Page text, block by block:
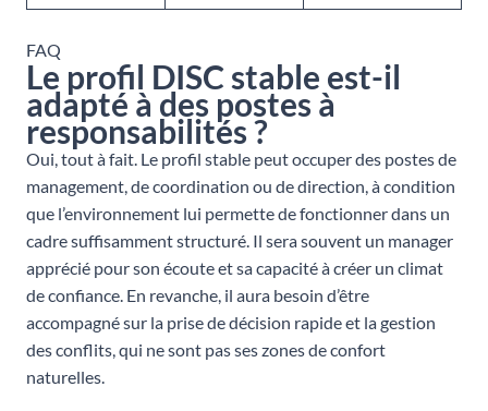
FAQ
Le profil DISC stable est-il
adapté à des postes à
responsabilités ?
Oui, tout à fait. Le profil stable peut occuper des postes de
management, de coordination ou de direction, à condition
que l’environnement lui permette de fonctionner dans un
cadre suffisamment structuré. Il sera souvent un manager
apprécié pour son écoute et sa capacité à créer un climat
de confiance. En revanche, il aura besoin d’être
accompagné sur la prise de décision rapide et la gestion
des conflits, qui ne sont pas ses zones de confort
naturelles.